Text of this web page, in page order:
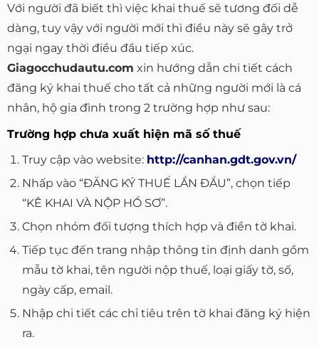
Với người đã biết thì việc khai thuế sẽ tương đối dễ
dàng, tuy vậy với người mới thì điều này sẽ gây trở
ngại ngay thời điều đầu tiếp xúc.
Giagocchudautu.com xin hướng dẫn chi tiết cách
đăng ký khai thuế cho tất cả những người mới là cá
nhân, hộ gia đình trong 2 trường hợp như sau:
Trường hợp chưa xuất hiện mã số thuế
Truy cập vào website: http://canhan.gdt.gov.vn/
Nhấp vào “ĐĂNG KÝ THUẾ LẦN ĐẦU”, chọn tiếp
“KÊ KHAI VÀ NỘP HỒ SƠ”.
Chọn nhóm đối tượng thích hợp và điền tờ khai.
Tiếp tục đến trang nhập thông tin định danh gồm
mẫu tờ khai, tên người nộp thuế, loại giấy tờ, số,
ngày cấp, email.
Nhập chi tiết các chỉ tiêu trên tờ khai đăng ký hiện
ra.